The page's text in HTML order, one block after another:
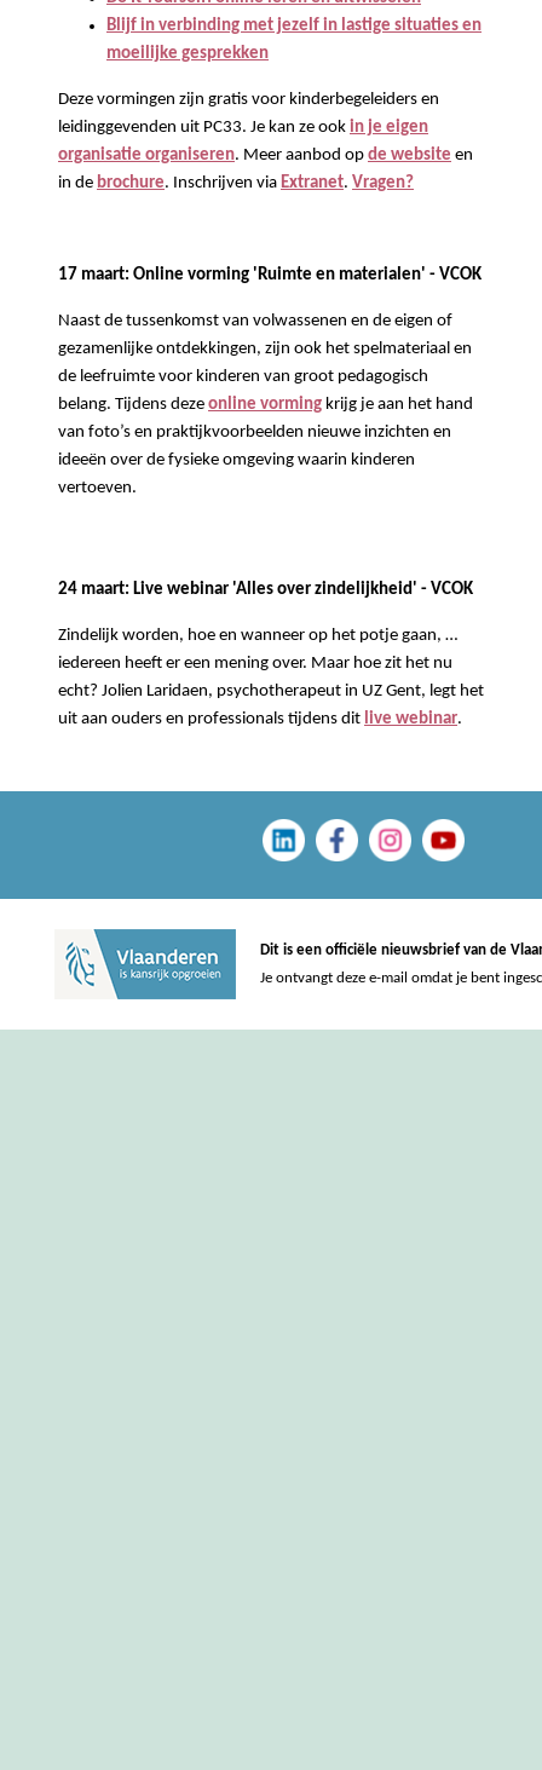
Blijf in verbinding met jezelf in lastige situaties en
moeilijke gesprekken
Deze vormingen zijn gratis voor kinderbegeleiders en
leidinggevenden uit PC33. Je kan ze ook in je eigen
organisatie organiseren. Meer aanbod op de website en
in de brochure. Inschrijven via Extranet. Vragen?
17 maart: Online vorming 'Ruimte en materialen' - VCOK
Naast de tussenkomst van volwassenen en de eigen of
gezamenlijke ontdekkingen, zijn ook het spelmateriaal en
de leefruimte voor kinderen van groot pedagogisch
belang. Tijdens deze online vorming krijg je aan het hand
van foto’s en praktijkvoorbeelden nieuwe inzichten en
ideeën over de fysieke omgeving waarin kinderen
vertoeven.
24 maart: Live webinar 'Alles over zindelijkheid' - VCOK
Zindelijk worden, hoe en wanneer op het potje gaan, …
iedereen heeft er een mening over. Maar hoe zit het nu
echt? Jolien Laridaen, psychotherapeut in UZ Gent, legt het
uit aan ouders en professionals tijdens dit live webinar.
Dit is een officiële nieuwsbrief van de
Je ontvangt deze e-mail omdat je bent